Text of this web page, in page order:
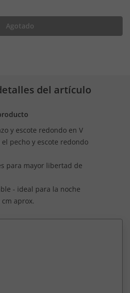
Agotado
del artículo
y escote redondo en V
pecho y escote redondo
para mayor libertad de
- ideal para la noche
aprox.